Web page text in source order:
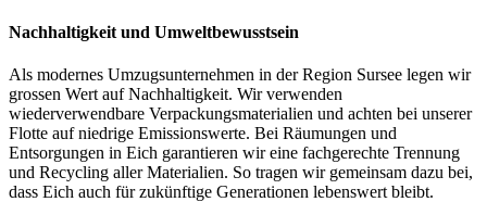
Nachhaltigkeit und Umweltbewusstsein
Als modernes Umzugsunternehmen in der Region Sursee legen wir
grossen Wert auf Nachhaltigkeit. Wir verwenden
wiederverwendbare Verpackungsmaterialien und achten bei unserer
Flotte auf niedrige Emissionswerte. Bei Räumungen und
Entsorgungen in Eich garantieren wir eine fachgerechte Trennung
und Recycling aller Materialien. So tragen wir gemeinsam dazu bei,
dass Eich auch für zukünftige Generationen lebenswert bleibt.